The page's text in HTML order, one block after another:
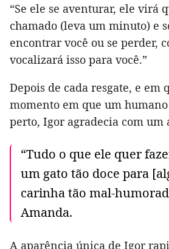
“Se ele se aventurar, ele virá
chamado (leva um minuto) e
encontrar você ou se perder,
vocalizará isso para você.”
Depois de cada resgate, e em
momento em que um
perto, Igor agradecia com um
“Tudo o que ele quer
um gato tão doce para
carinha tão mal-
Amanda.
A aparência única de Igor